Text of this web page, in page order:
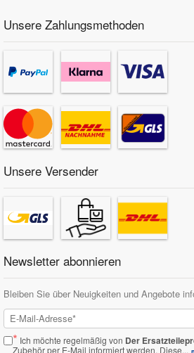
Unsere Zahlungsmethoden
Unsere Versender
Newsletter abonnieren
Bleiben Sie über Neuigkeiten und Angebote
* Ich möchte regelmäßig von Der
Zubehör per E-Mail informiert werden. Diese...